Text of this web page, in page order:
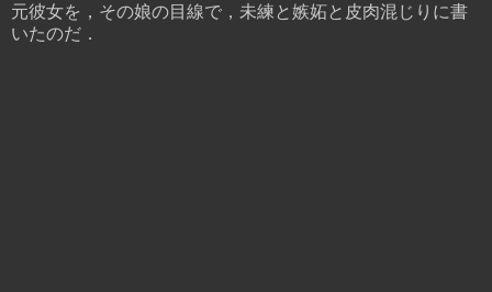
元彼女を，その娘の目線で，未練と嫉妬と皮肉混じりに書
いたのだ．